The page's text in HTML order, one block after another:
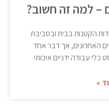
– למה זה חשוב?
הקטנות בבית ובסביבת
האחרונים, אך דבר אחד
עבודה ידניים איכותי
»